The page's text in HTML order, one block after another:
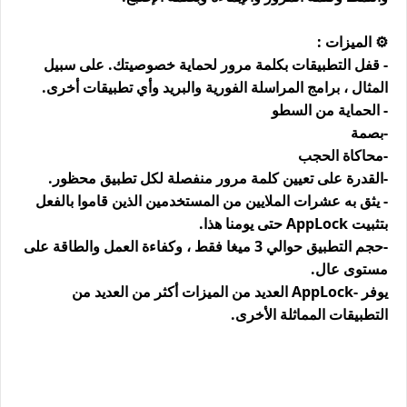
⚙️ الميزات :
- قفل التطبيقات بكلمة مرور لحماية خصوصيتك. على سبيل
المثال ، برامج المراسلة الفورية والبريد وأي تطبيقات أخرى.
- الحماية من السطو
-بصمة
-محاكاة الحجب
-القدرة على تعيين كلمة مرور منفصلة لكل تطبيق محظور.
- يثق به عشرات الملايين من المستخدمين الذين قاموا بالفعل
بتثبيت AppLock حتى يومنا هذا.
-حجم التطبيق حوالي 3 ميغا فقط ، وكفاءة العمل والطاقة على
مستوى عال.
يوفر -AppLock العديد من الميزات أكثر من العديد من
التطبيقات المماثلة الأخرى.